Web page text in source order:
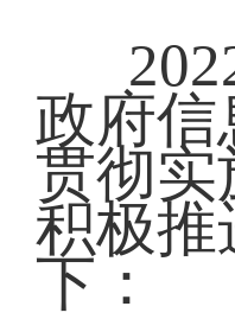
政府信
贯彻实
积极推
下：